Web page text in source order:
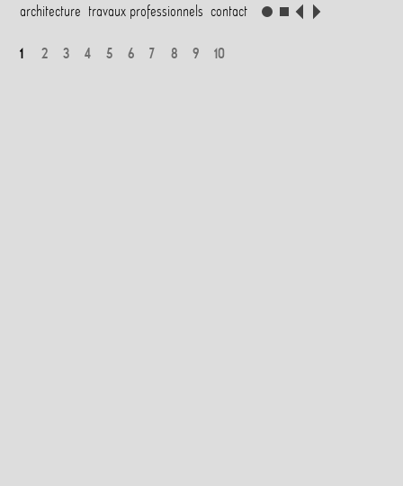
architecture travaux professionnelscontact
1 2 3 4 5 6 7 8 9 10